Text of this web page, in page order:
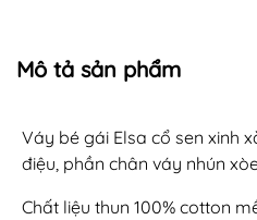
Mô tả sản phẩm
Váy bé gái Elsa cổ sen xinh
điệu, phần chân váy nhún
Chất liệu thun 100% cotton